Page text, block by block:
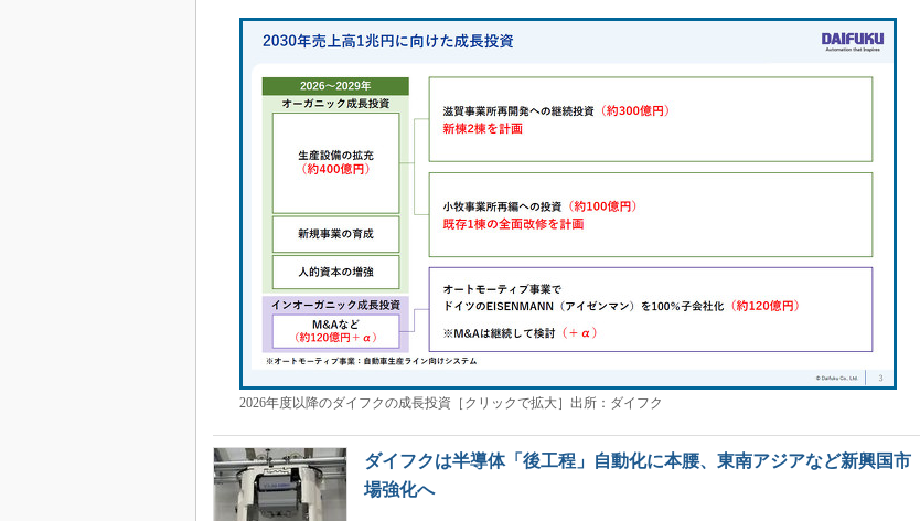
2026年度以降のダイフクの成長投資［クリックで拡大］出所：ダイフク
ダイフクは半導体「後工程」自動化に本腰、東南アジアなど新興国市
場強化へ